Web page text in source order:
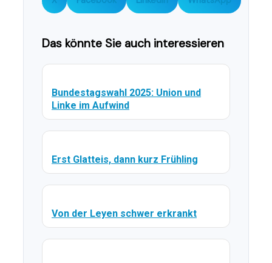
Das könnte Sie auch interessieren
Bundestagswahl 2025: Union und
Linke im Aufwind
Erst Glatteis, dann kurz Frühling
Von der Leyen schwer erkrankt